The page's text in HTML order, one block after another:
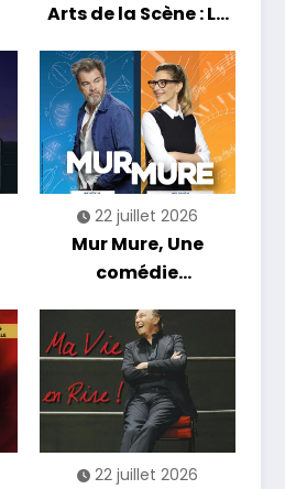
Arts de la Scène : Le
est Lancé !
22 juillet 2026
Mur Mure, Une
comédie
tournée
22 juillet 2026